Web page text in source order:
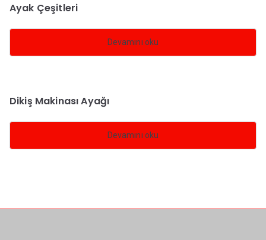
Ayak Çeşitleri
Devamını oku
Dikiş Makinası Ayağı
Devamını oku